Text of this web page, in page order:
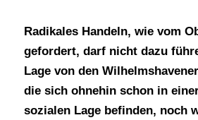
Radikales Handeln, wie vom
gefordert, darf nicht dazu
Lage von den
die sich ohnehin schon in
sozialen Lage befinden, noch